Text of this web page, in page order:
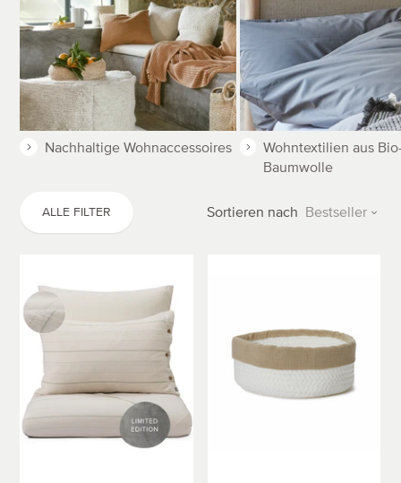
Nachhaltige Wohnaccessoires
Wohntextilien aus
Baumwolle
ALLE FILTER Sortieren nach Bestseller
Bestseller
Preis aufsteigend
Neueste
Baumwoll-
Bettwäsche
Douro
[Natur
Salbeigrün]